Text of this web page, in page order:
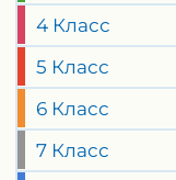
4 Класс
5 Класс
6 Класс
7 Класс